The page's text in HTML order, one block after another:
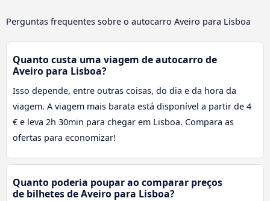
Perguntas frequentes sobre o autocarro Aveiro para Lisboa
Quanto custa uma viagem de autocarro de
Aveiro para Lisboa?
Isso depende, entre outras coisas, do dia e da hora da
viagem. A viagem mais barata está disponível a partir de 4
€ e leva 2h 30min para chegar em Lisboa. Compara as
ofertas para economizar!
Quanto poderia poupar ao comparar preços
de bilhetes de Aveiro para Lisboa?